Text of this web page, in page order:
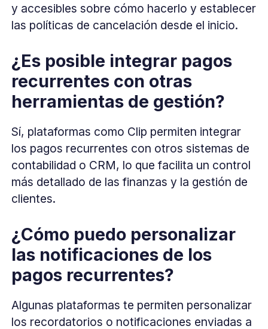
y accesibles sobre cómo hacerlo y establecer
las políticas de cancelación desde el inicio.
¿Es posible integrar pagos
recurrentes con otras
herramientas de gestión?
Sí, plataformas como Clip permiten integrar
los pagos recurrentes con otros sistemas de
contabilidad o CRM, lo que facilita un control
más detallado de las finanzas y la gestión de
clientes.
¿Cómo puedo personalizar
las notificaciones de los
pagos recurrentes?
Algunas plataformas te permiten personalizar
los recordatorios o notificaciones enviadas a